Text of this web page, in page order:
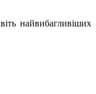
найвибагливіших